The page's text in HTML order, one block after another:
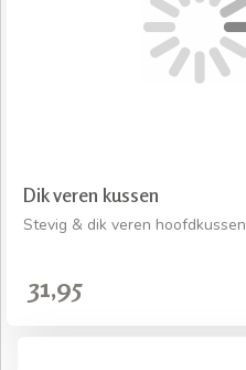
Dik veren kussen
Stevig & dik veren hoofdkussen
31,95